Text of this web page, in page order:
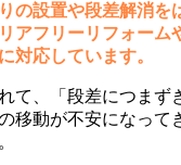
の設置や段差解消を
アフリーリフォーム
対応しています。
て、「段差につまず
移動が不安になって